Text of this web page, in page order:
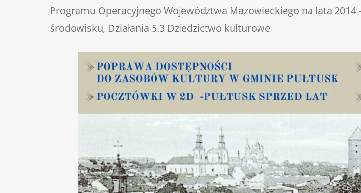
Programu Operacyjnego Województwa Mazowieckiego na lata
środowisku, Działania 5.3 Dziedzictwo kulturowe